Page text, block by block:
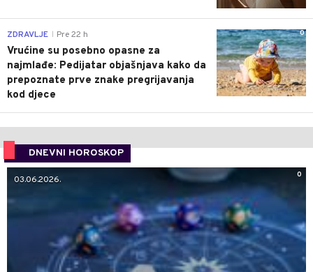
0
ZDRAVLJE Pre 22 h
Vrućine su posebno opasne za
najmlađe: Pedijatar objašnjava kako da
prepoznate prve znake pregrijavanja
kod djece
DNEVNI HOROSKOP
0
03.06.2026.